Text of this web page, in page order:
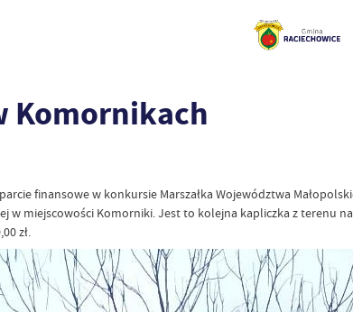
Komornikach
finansowe w konkursie Marszałka Województwa
w miejscowości Komorniki. Jest to kolejna kapliczka z terenu
zł.